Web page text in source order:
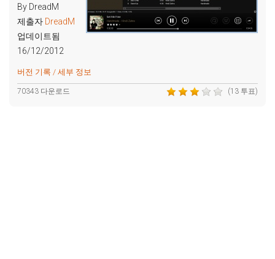
By DreadM
제출자 DreadM
업데이트됨
16/12/2012
버전 기록 / 세부 정보
(13 투표)
70343 다운로드